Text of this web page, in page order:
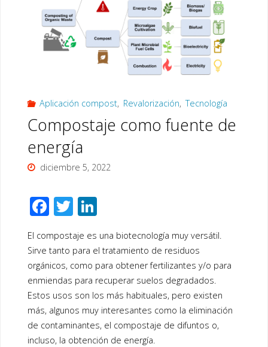
fertilizantes
minerales
fósforo
y
Aplicación compost, Revalorización, Tecnología
Compostaje como fuente de
energía
diciembre 5, 2022
F
e
b
o
o
k
T
wi
tt
er
Li
k
e
dI
n
El compostaje es una biotecnología muy versátil.
Sirve tanto para el tratamiento de residuos
orgánicos, como para obtener fertilizantes y/o para
enmiendas para recuperar suelos degradados.
Estos usos son los más habituales, pero existen
más, algunos muy interesantes como la eliminación
de contaminantes, el compostaje de difuntos o,
incluso, la obtención de energía.